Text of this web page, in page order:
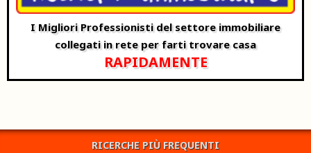
I Migliori Professionisti del settore immobiliare
collegati in rete per farti trovare casa
RAPIDAMENTE
RICERCHE PIÙ FREQUENTI